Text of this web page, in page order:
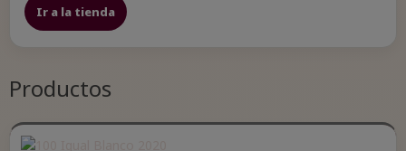
Ir a la tienda
Productos